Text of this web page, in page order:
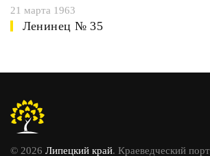
21 марта 1963
Ленинец № 35
© 2026 Липецкий край. Краеведческий